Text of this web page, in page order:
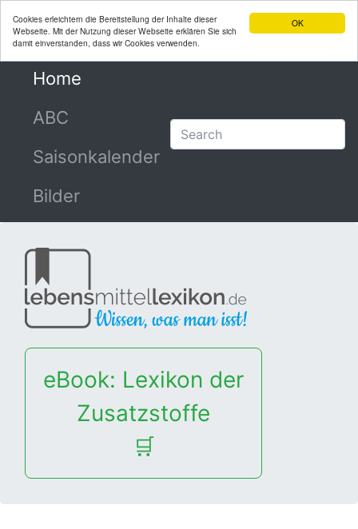
OK
Cookies erleichtern die Bereitstellung der Inhalte dieser
Webseite. Mit der Nutzung dieser Webseite erklären Sie sich
damit einverstanden, dass wir Cookies verwenden.
Home
ABC
Saisonkalender
Bilder
eBook: Lexikon der
Zusatzstoffe
🛒